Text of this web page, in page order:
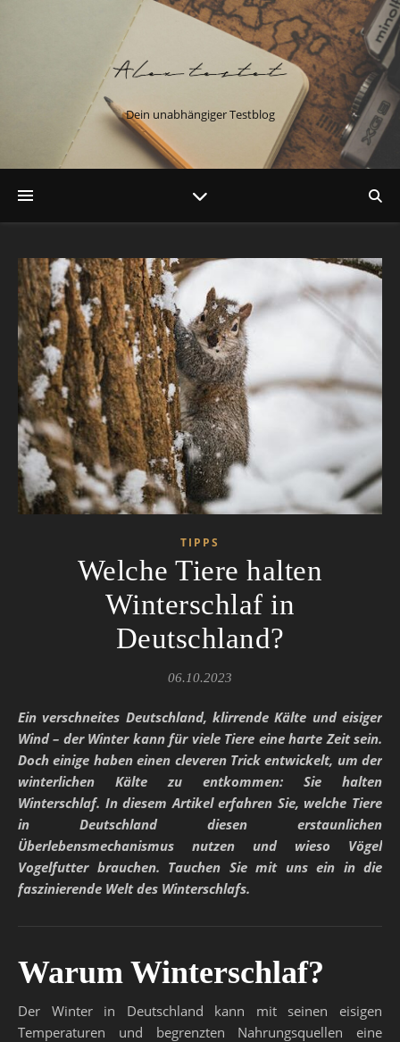
Dein unabhängiger Testblog
TIPPS
Welche Tiere halten
Winterschlaf in
Deutschland?
06.10.2023
Ein verschneites Deutschland, klirrende Kälte und eisiger
Wind – der Winter kann für viele Tiere eine harte Zeit sein.
Doch einige haben einen cleveren Trick entwickelt, um der
winterlichen Kälte zu entkommen: Sie halten
Winterschlaf. In diesem Artikel erfahren Sie, welche Tiere
in Deutschland diesen erstaunlichen
Überlebensmechanismus nutzen und wieso Vögel
Vogelfutter brauchen. Tauchen Sie mit uns ein in die
faszinierende Welt des Winterschlafs.
Warum Winterschlaf?
Der Winter in Deutschland kann mit seinen eisigen
Temperaturen und begrenzten Nahrungsquellen eine